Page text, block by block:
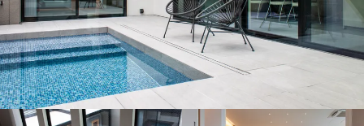
中国エリア
広島県岡山県鳥取県 島根県山口県
四国エリア
香川県徳島県愛媛県 高知県
施工事例
スタイルのヒント
デザインのヒント
新潟県富山県石川県福井県山梨県長野県
東海エリア
愛知県岐阜県静岡県三重県